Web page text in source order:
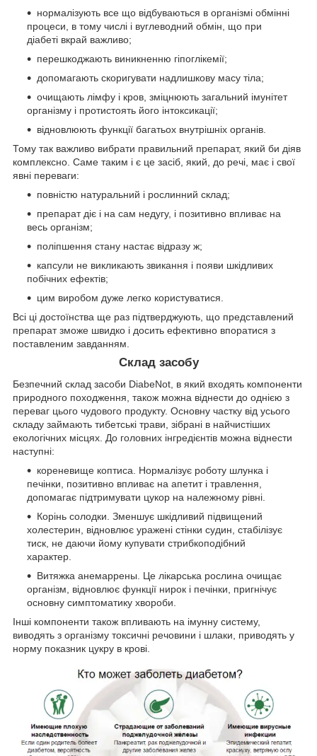
нормалізують все що відбуваються в організмі обмінні
процеси, в тому числі і вуглеводний обмін, що при
діабеті вкрай важливо;
перешкоджають виникненню гіпоглікемії;
допомагають скоригувати надлишкову масу тіла;
очищають лімфу і кров, зміцнюють загальний імунітет
організму і протистоять його інтоксикації;
відновлюють функції багатьох внутрішніх органів.
Тому так важливо вибрати правильний препарат, який би діяв
комплексно. Саме таким і є це засіб, який, до речі, має і свої
явні переваги:
повністю натуральний і рослинний склад;
препарат діє і на сам недугу, і позитивно впливає на
весь організм;
поліпшення стану настає відразу ж;
капсули не викликають звикання і появи шкідливих
побічних ефектів;
цим виробом дуже легко користуватися.
Всі ці достоїнства ще раз підтверджують, що представлений
препарат зможе швидко і досить ефективно впоратися з
поставленим завданням.
Склад засобу
Безпечний склад засоби DiabeNot, в який входять компоненти
природного походження, також можна віднести до однією з
переваг цього чудового продукту. Основну частку від усього
складу займають тибетські трави, зібрані в найчистіших
екологічних місцях. До головних інгредієнтів можна віднести
наступні:
кореневище коптиса. Нормалізує роботу шлунка і
печінки, позитивно впливає на апетит і травлення,
допомагає підтримувати цукор на належному рівні.
Корінь солодки. Зменшує шкідливий підвищений
холестерин, відновлює уражені стінки судин, стабілізує
тиск, не даючи йому купувати стрибкоподібний
характер.
Витяжка анемаррены. Це лікарська рослина очищає
організм, відновлює функції нирок і печінки, пригнічує
основну симптоматику хвороби.
Інші компоненти також впливають на імунну систему,
виводять з організму токсичні речовини і шлаки, приводять у
норму показник цукру в крові.